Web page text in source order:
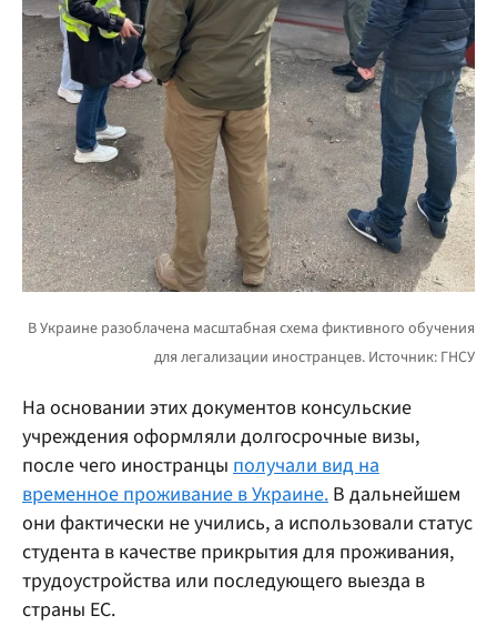
На основании этих документов консульские
учреждения оформляли долгосрочные визы,
после чего иностранцы получали вид на
временное проживание в Украине. В дальнейшем
они фактически не учились, а использовали статус
студента в качестве прикрытия для проживания,
трудоустройства или последующего выезда в
страны ЕС.